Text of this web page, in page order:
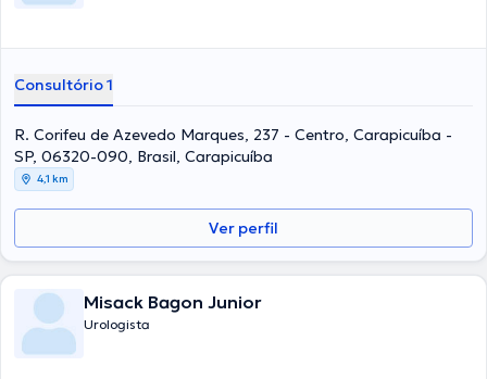
Consultório 1
R. Corifeu de Azevedo Marques, 237 - Centro, Carapicuíba -
SP, 06320-090, Brasil, Carapicuíba
4,1 km
Ver perfil
Misack Bagon Junior
Urologista